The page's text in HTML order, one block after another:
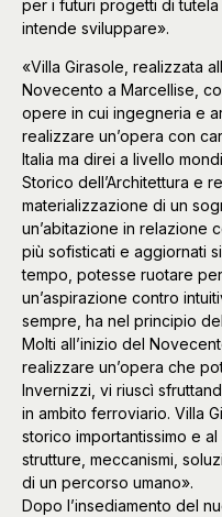
per i futuri progetti di
intende sviluppare».
«Villa Girasole, realizzata
Novecento a Marcellise,
opere in cui ingegneria e
realizzare un’opera con
Italia ma direi a livello
Storico dell’Architettura e
materializzazione di un
un’abitazione in relazione
più sofisticati e aggiornati
tempo, potesse ruotare
un’aspirazione contro
sempre, ha nel principio
Molti all’inizio del
realizzare un’opera che
Invernizzi, vi riuscì
in ambito ferroviario. Villa
storico importantissimo e
strutture, meccanismi,
di un percorso umano».
Dopo l’insediamento del